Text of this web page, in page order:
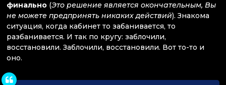
финально (Это решение является окончательным, Вы
не можете предпринять никаких действий). Знакома
ситуация, когда кабинет то забанивается, то
разбанивается. И так по кругу: заблочили,
восстановили. Заблочили, восстановили. Вот то-то и
оно.